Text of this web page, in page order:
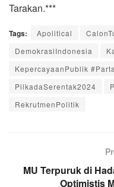
Tarakan.***
Tags: Apolitical
DemokrasiIndonesia
KepercayaanPublik
PilkadaSerentak2024
RekrutmenPolitik
MU Terpuruk di
Optimistis